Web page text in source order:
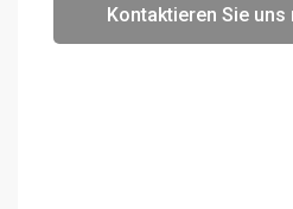
Kontaktieren Sie uns